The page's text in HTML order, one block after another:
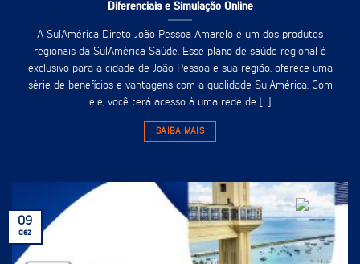
Diferenciais e Simulação Online
A SulAmérica Direto João Pessoa Amarelo é um dos produtos
regionais da SulAmérica Saúde. Esse plano de saúde regional é
exclusivo para a cidade de João Pessoa e sua região, oferece uma
série de benefícios e vantagens com a qualidade SulAmérica. Com
ele, você terá acesso à uma rede de [...]
SAIBA MAIS
09
dez